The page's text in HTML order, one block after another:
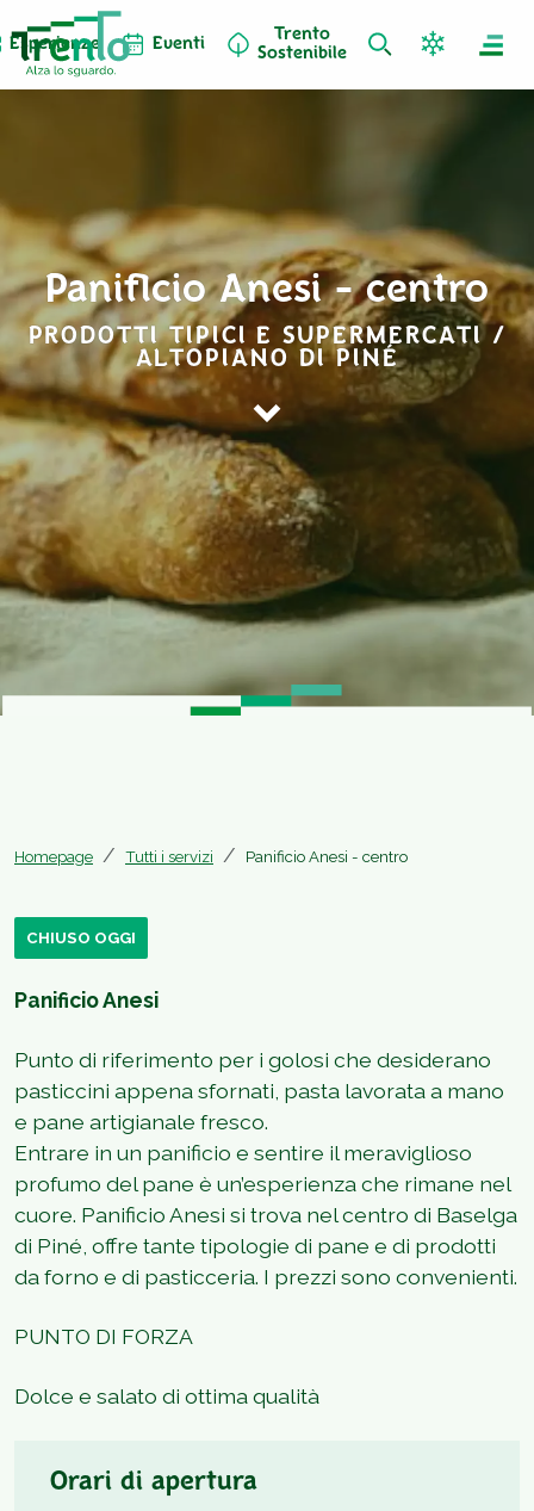
Esperienze Eventi
Trento
Sostenibile
Panificio Anesi - centro
PRODOTTI TIPICI E SUPERMERCATI /
ALTOPIANO DI PINÉ
Homepage Tutti i servizi Panificio Anesi - centro
CHIUSO OGGI
Panificio Anesi
Punto di riferimento per i golosi che desiderano
pasticcini appena sfornati, pasta lavorata a mano
e pane artigianale fresco.
Entrare in un panificio e sentire il meraviglioso
profumo del pane è un’esperienza che rimane nel
cuore. Panificio Anesi si trova nel centro di Baselga
di Piné, offre tante tipologie di pane e di prodotti
da forno e di pasticceria. I prezzi sono convenienti.
PUNTO DI FORZA
Dolce e salato di ottima qualità
Orari di apertura